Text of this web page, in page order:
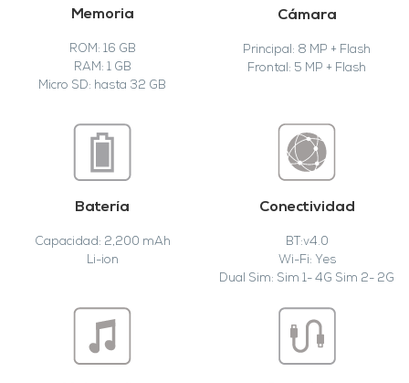
Memoria
ROM: 16 GB
RAM: 1 GB
Micro SD: hasta 32 GB
Cámara
Principal: 8 MP + Flash
Frontal: 5 MP + Flash
Batería
Capacidad: 2,200 mAh
Li-ion
Conectividad
BT:v4.0
Wi-Fi: Yes
Dual Sim: Sim 1- 4G Sim 2- 2G